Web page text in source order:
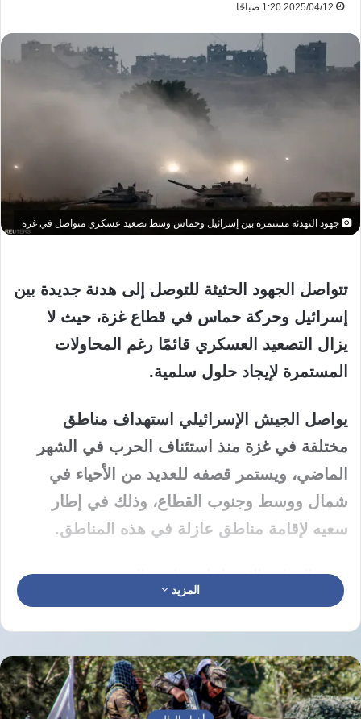
2025/04/12 1:20 صباحًا
جهود التهدئة مستمرة بين إسرائيل وحماس وسط تصعيد عسكري متواصل في غزة
تتواصل الجهود الحثيثة للتوصل إلى هدنة جديدة بين
إسرائيل وحركة حماس في قطاع غزة، حيث لا
يزال التصعيد العسكري قائمًا رغم المحاولات
المستمرة لإيجاد حلول سلمية.
يواصل الجيش الإسرائيلي استهداف مناطق
مختلفة في غزة منذ استئناف الحرب في الشهر
الماضي، ويستمر قصفه للعديد من الأحياء في
شمال ووسط وجنوب القطاع، وذلك في إطار
سعيه لإقامة مناطق عازلة في هذه المناطق.
حثت القوات الإسرائيلية، اليوم الجمعة، جميع
السكان في مناطق محددة في شمال غزة على
إخلاء منازلهم، حيث تم توجيه نداء من المتحدث
باسم الجيش الإسرائيلي، أفيخاي أدرعي، عبر
منصة “إكس”.
المزيد